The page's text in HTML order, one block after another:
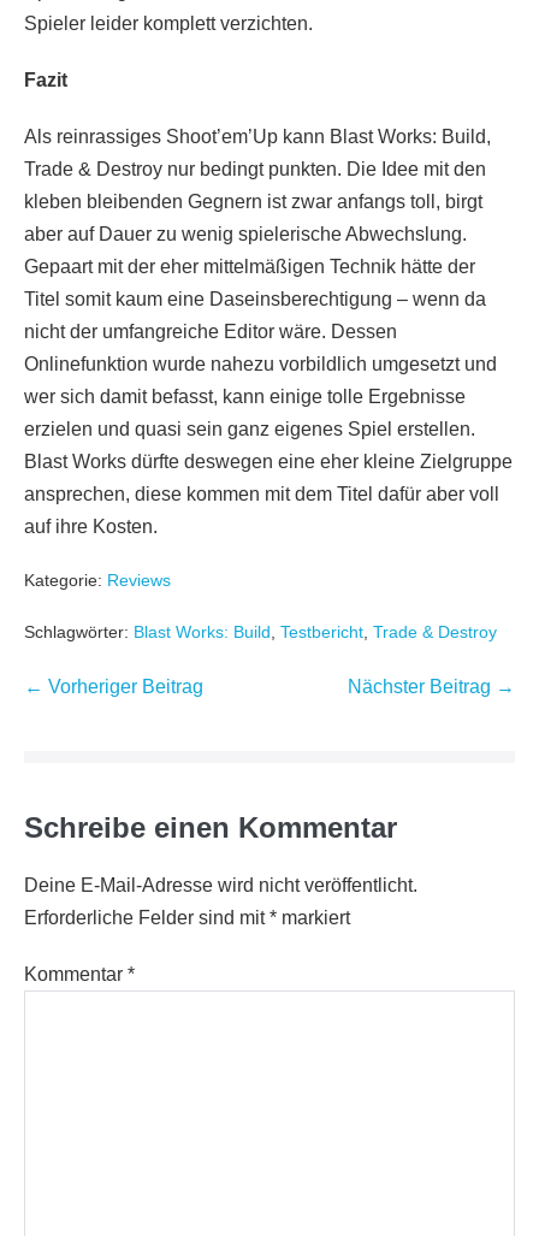
Spieler leider komplett verzichten.
Fazit
Als reinrassiges Shoot’em’Up kann Blast Works: Build,
Trade & Destroy nur bedingt punkten. Die Idee mit den
kleben bleibenden Gegnern ist zwar anfangs toll, birgt
aber auf Dauer zu wenig spielerische Abwechslung.
Gepaart mit der eher mittelmäßigen Technik hätte der
Titel somit kaum eine Daseinsberechtigung – wenn da
nicht der umfangreiche Editor wäre. Dessen
Onlinefunktion wurde nahezu vorbildlich umgesetzt und
wer sich damit befasst, kann einige tolle Ergebnisse
erzielen und quasi sein ganz eigenes Spiel erstellen.
Blast Works dürfte deswegen eine eher kleine Zielgruppe
ansprechen, diese kommen mit dem Titel dafür aber voll
auf ihre Kosten.
Kategorie: Reviews
Schlagwörter: Blast Works: Build, Testbericht, Trade & Destroy
Beitragsnavigation
← Vorheriger Beitrag Nächster Beitrag →
Schreibe einen Kommentar
Deine E-Mail-Adresse wird nicht veröffentlicht.
Erforderliche Felder sind mit* markiert
Kommentar *